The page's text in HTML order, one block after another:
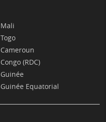
Mali
Togo
Cameroun
Congo (RDC)
Guinée
Guinée Equatorial